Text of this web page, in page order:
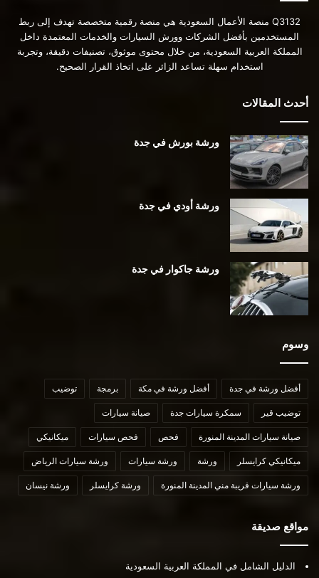
Q3132 منصة الأعمال السعودية هي منصة رقمية متخصصة تهدف إلى ربط
المستخدمين بأفضل الشركات وورش السيارات والخدمات المعتمدة داخل
المملكة العربية السعودية، من خلال محتوى موثوق، تصنيفات دقيقة، وتجربة
استخدام سهلة تساعد الزائر على اتخاذ القرار الصحيح.
أحدث المقالات
ورشة بورش في جدة
ورشة أودي في جدة
ورشة جاكوار في جدة
وسوم
أفضل ورشة في جدة أفضل ورشة في مكة برمجة توضيب
توضيب قير سمكرة سيارات جدة صيانة سيارات
صيانة سيارات المدينة المنورة فحص فحص سيارات ميكانيكي
ميكانيكي كرايسلر ورشة ورشة سيارات ورشة سيارات الرياض
ورشة سيارات قريبة مني المدينة المنورة ورشة كرايسلر ورشة نيسان
مواقع صديقة
الدليل الشامل في المملكة العربية السعودية